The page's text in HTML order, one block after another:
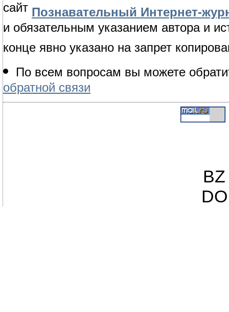
сайт Познавательный Интернет-
и обязательным указанием автора и
конце явно указано на запрет
По всем вопросам вы можете
обратной связи